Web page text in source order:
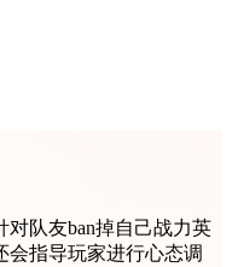
队友ban掉自己战力英
会指导玩家进行心态调